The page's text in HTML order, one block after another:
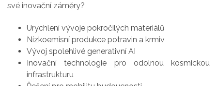
své inovační záměry?
Urychlení vývoje pokročilých materiálů
Nízkoemisní produkce potravin a krmiv
Vývoj spolehlivé generativní AI
Inovační technologie pro odolnou kosmickou
infrastrukturu